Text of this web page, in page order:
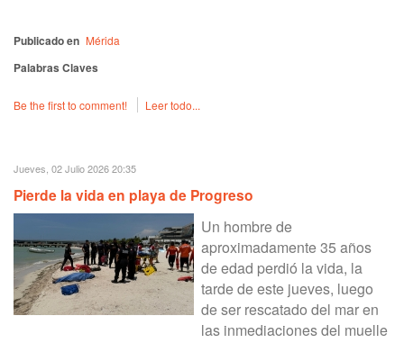
Publicado en Mérida
Palabras Claves
Be the first to comment! Leer todo...
Jueves, 02 Julio 2026 20:35
Pierde la vida en playa de Progreso
Un hombre de
aproximadamente 35 años
de edad perdió la vida, la
tarde de este jueves, luego
de ser rescatado del mar en
las inmediaciones del muelle